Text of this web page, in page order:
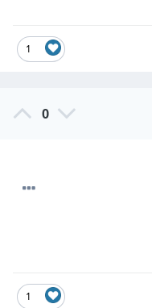
1
0
1